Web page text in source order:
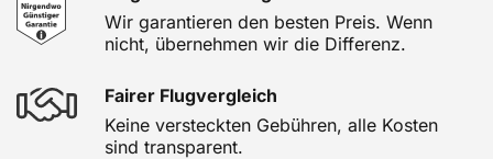
Wir garantieren den besten Preis. Wenn
nicht, übernehmen wir die Differenz.
Fairer Flugvergleich
Keine versteckten Gebühren, alle Kosten
sind transparent.